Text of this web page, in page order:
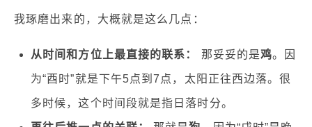
我琢磨出来的，大概就是这么几点：
从时间和方位上最直接的联系： 那妥妥的是鸡。因
为“酉时”就是下午5点到7点，太阳正往西边落。很
多时候，这个时间段就是指日落时分。